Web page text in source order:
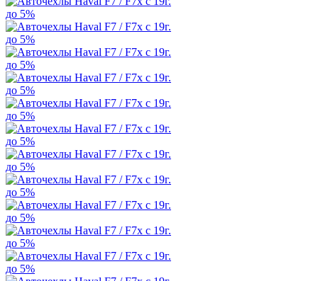
до 5%
до 5%
до 5%
до 5%
до 5%
до 5%
до 5%
до 5%
до 5%
до 5%
до 5%